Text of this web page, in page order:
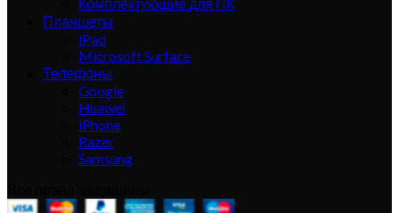
Комплектующие для ПК
Планшеты
iPad
Microsoft Surface
Телефоны
Google
Huawei
iPhone
Razer
Samsung